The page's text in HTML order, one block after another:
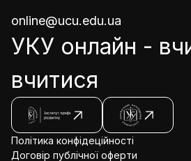
online@ucu.edu.ua
УКУ онлайн -
вчитися
Політика конфідеційності
Договір публічної оферти